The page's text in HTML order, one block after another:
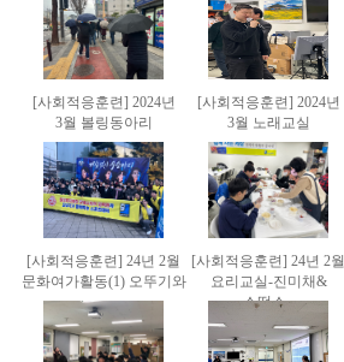
[사회적응훈련] 2024년
3월 볼링동아리
[사회적응훈련] 2024년
3월 노래교실
[사회적응훈련] 24년 2월
문화여가활동(1) 오뚜기와
..
[사회적응훈련] 24년 2월
요리교실-진미채&
소떡소..